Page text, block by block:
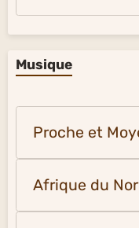
Musique
Proche et
Afrique du